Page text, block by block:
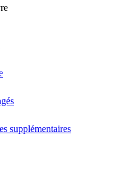
supplémentaires